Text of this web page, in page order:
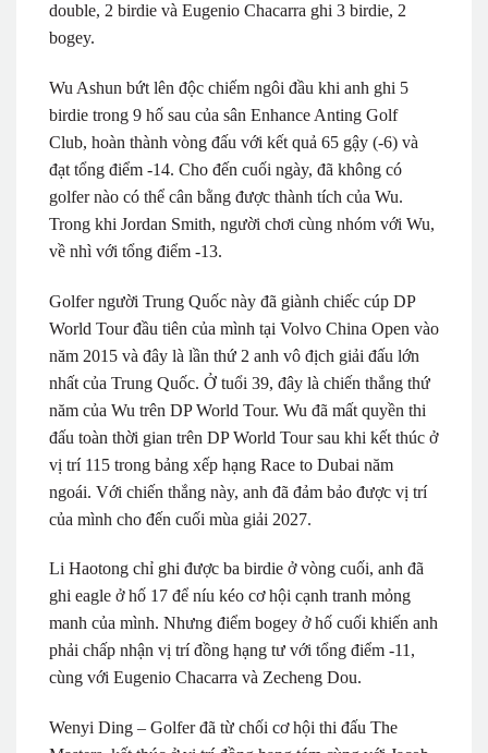
double, 2 birdie và Eugenio Chacarra ghi 3 birdie, 2
bogey.
Wu Ashun bứt lên độc chiếm ngôi đầu khi anh ghi 5
birdie trong 9 hố sau của sân Enhance Anting Golf
Club, hoàn thành vòng đấu với kết quả 65 gậy (-6) và
đạt tổng điểm -14. Cho đến cuối ngày, đã không có
golfer nào có thể cân bằng được thành tích của Wu.
Trong khi Jordan Smith, người chơi cùng nhóm với Wu,
về nhì với tổng điểm -13.
Golfer người Trung Quốc này đã giành chiếc cúp DP
World Tour đầu tiên của mình tại Volvo China Open vào
năm 2015 và đây là lần thứ 2 anh vô địch giải đấu lớn
nhất của Trung Quốc. Ở tuổi 39, đây là chiến thắng thứ
năm của Wu trên DP World Tour. Wu đã mất quyền thi
đấu toàn thời gian trên DP World Tour sau khi kết thúc ở
vị trí 115 trong bảng xếp hạng Race to Dubai năm
ngoái. Với chiến thắng này, anh đã đảm bảo được vị trí
của mình cho đến cuối mùa giải 2027.
Li Haotong chỉ ghi được ba birdie ở vòng cuối, anh đã
ghi eagle ở hố 17 để níu kéo cơ hội cạnh tranh mỏng
manh của mình. Nhưng điểm bogey ở hố cuối khiến anh
phải chấp nhận vị trí đồng hạng tư với tổng điểm -11,
cùng với Eugenio Chacarra và Zecheng Dou.
Wenyi Ding – Golfer đã từ chối cơ hội thi đấu The